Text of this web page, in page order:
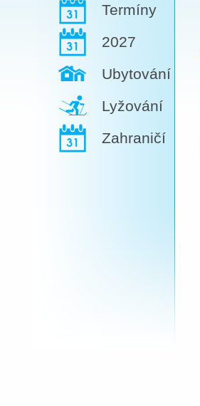
Termíny
2027
Ubytování
Lyžování
Zahraničí